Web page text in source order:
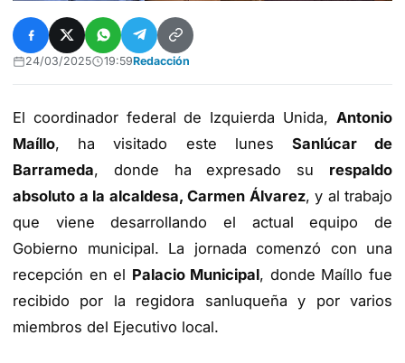
24/03/2025 19:59Redacción
El coordinador federal de Izquierda Unida, Antonio
Maíllo, ha visitado este lunes Sanlúcar de
Barrameda, donde ha expresado su respaldo
absoluto a la alcaldesa, Carmen Álvarez, y al trabajo
que viene desarrollando el actual equipo de
Gobierno municipal. La jornada comenzó con una
recepción en el Palacio Municipal, donde Maíllo fue
recibido por la regidora sanluqueña y por varios
miembros del Ejecutivo local.